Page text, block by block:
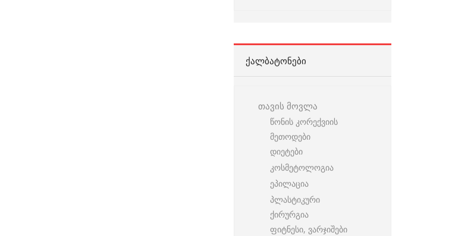
ᲥᲐᲚᲑᲐᲢᲝᲜᲔᲑᲘ
თავის მოვლა
წონის კორექვიის
მეთოდები
დიეტები
კოსმეტოლოგია
ეპილაცია
პლასტიკური
ქირურგია
ფიტნესი, ვარჯიშები